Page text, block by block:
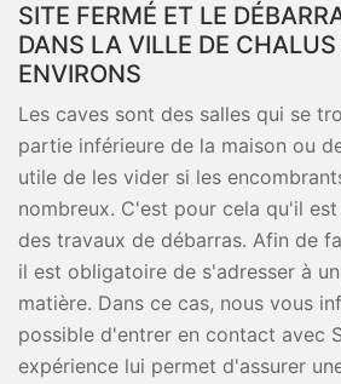
SITE FERMÉ ET LE
DANS LA VILLE DE CHALUS
ENVIRONS
Les caves sont des salles qui se
partie inférieure de la maison ou
utile de les vider si les
nombreux. C'est pour cela qu'il
des travaux de débarras. Afin de
il est obligatoire de s'adresser à
matière. Dans ce cas, nous vous
possible d'entrer en contact avec
expérience lui permet d'assurer